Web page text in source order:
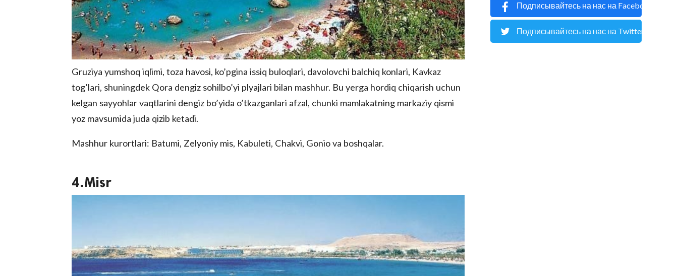
Gruziya yumshoq iqlimi, toza havosi, ko’pgina issiq buloqlari, davolovchi balchiq konlari, Kavkaz
tog’lari, shuningdek Qora dengiz sohilbo’yi plyajlari bilan mashhur. Bu yerga hordiq chiqarish uchun
kelgan sayyohlar vaqtlarini dengiz bo’yida o’tkazganlari afzal, chunki mamlakatning markaziy qismi
yoz mavsumida juda qizib ketadi.
Mashhur kurortlari: Batumi, Zelyoniy mis, Kabuleti, Chakvi, Gonio va boshqalar.
4.Misr
Подписывайтесь на нас на Facebook
Подписывайтесь на нас на Twitter